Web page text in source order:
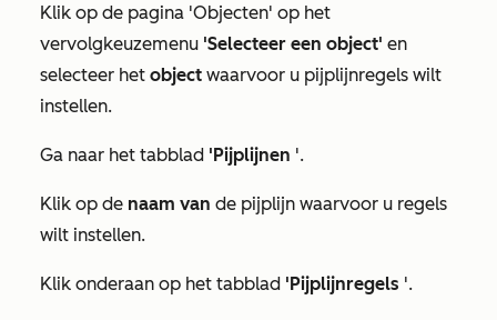
Klik op de pagina 'Objecten' op het
vervolgkeuzemenu 'Selecteer een object' en
selecteer het object waarvoor u pijplijnregels wilt
instellen.
Ga naar het tabblad 'Pijplijnen '.
Klik op de naam van de pijplijn waarvoor u regels
wilt instellen.
Klik onderaan op het tabblad 'Pijplijnregels '.